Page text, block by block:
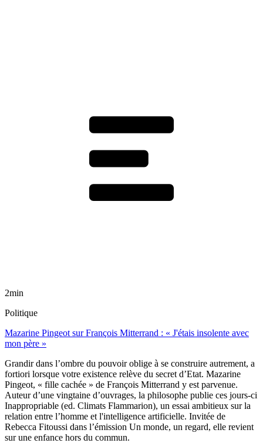
2min
Politique
Mazarine Pingeot sur François Mitterrand : « J'étais insolente avec
mon père »
Grandir dans l’ombre du pouvoir oblige à se construire autrement, a
fortiori lorsque votre existence relève du secret d’Etat. Mazarine
Pingeot, « fille cachée » de François Mitterrand y est parvenue.
Auteur d’une vingtaine d’ouvrages, la philosophe publie ces jours-ci
Inappropriable (ed. Climats Flammarion), un essai ambitieux sur la
relation entre l’homme et l'intelligence artificielle. Invitée de
Rebecca Fitoussi dans l’émission Un monde, un regard, elle revient
sur une enfance hors du commun.